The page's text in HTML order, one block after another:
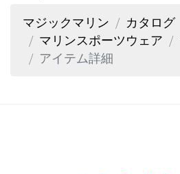
マジックマリン
カタログ
マリンスポーツウェア
アイテム詳細